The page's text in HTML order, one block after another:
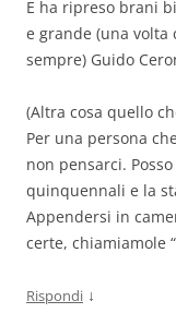
E ha ripreso brani
e grande (una
sempre) Guido
(Altra cosa quello
Per una persona
non pensarci.
quinquennali e la
Appendersi in
certe, chiamiamole
Rispondi ↓